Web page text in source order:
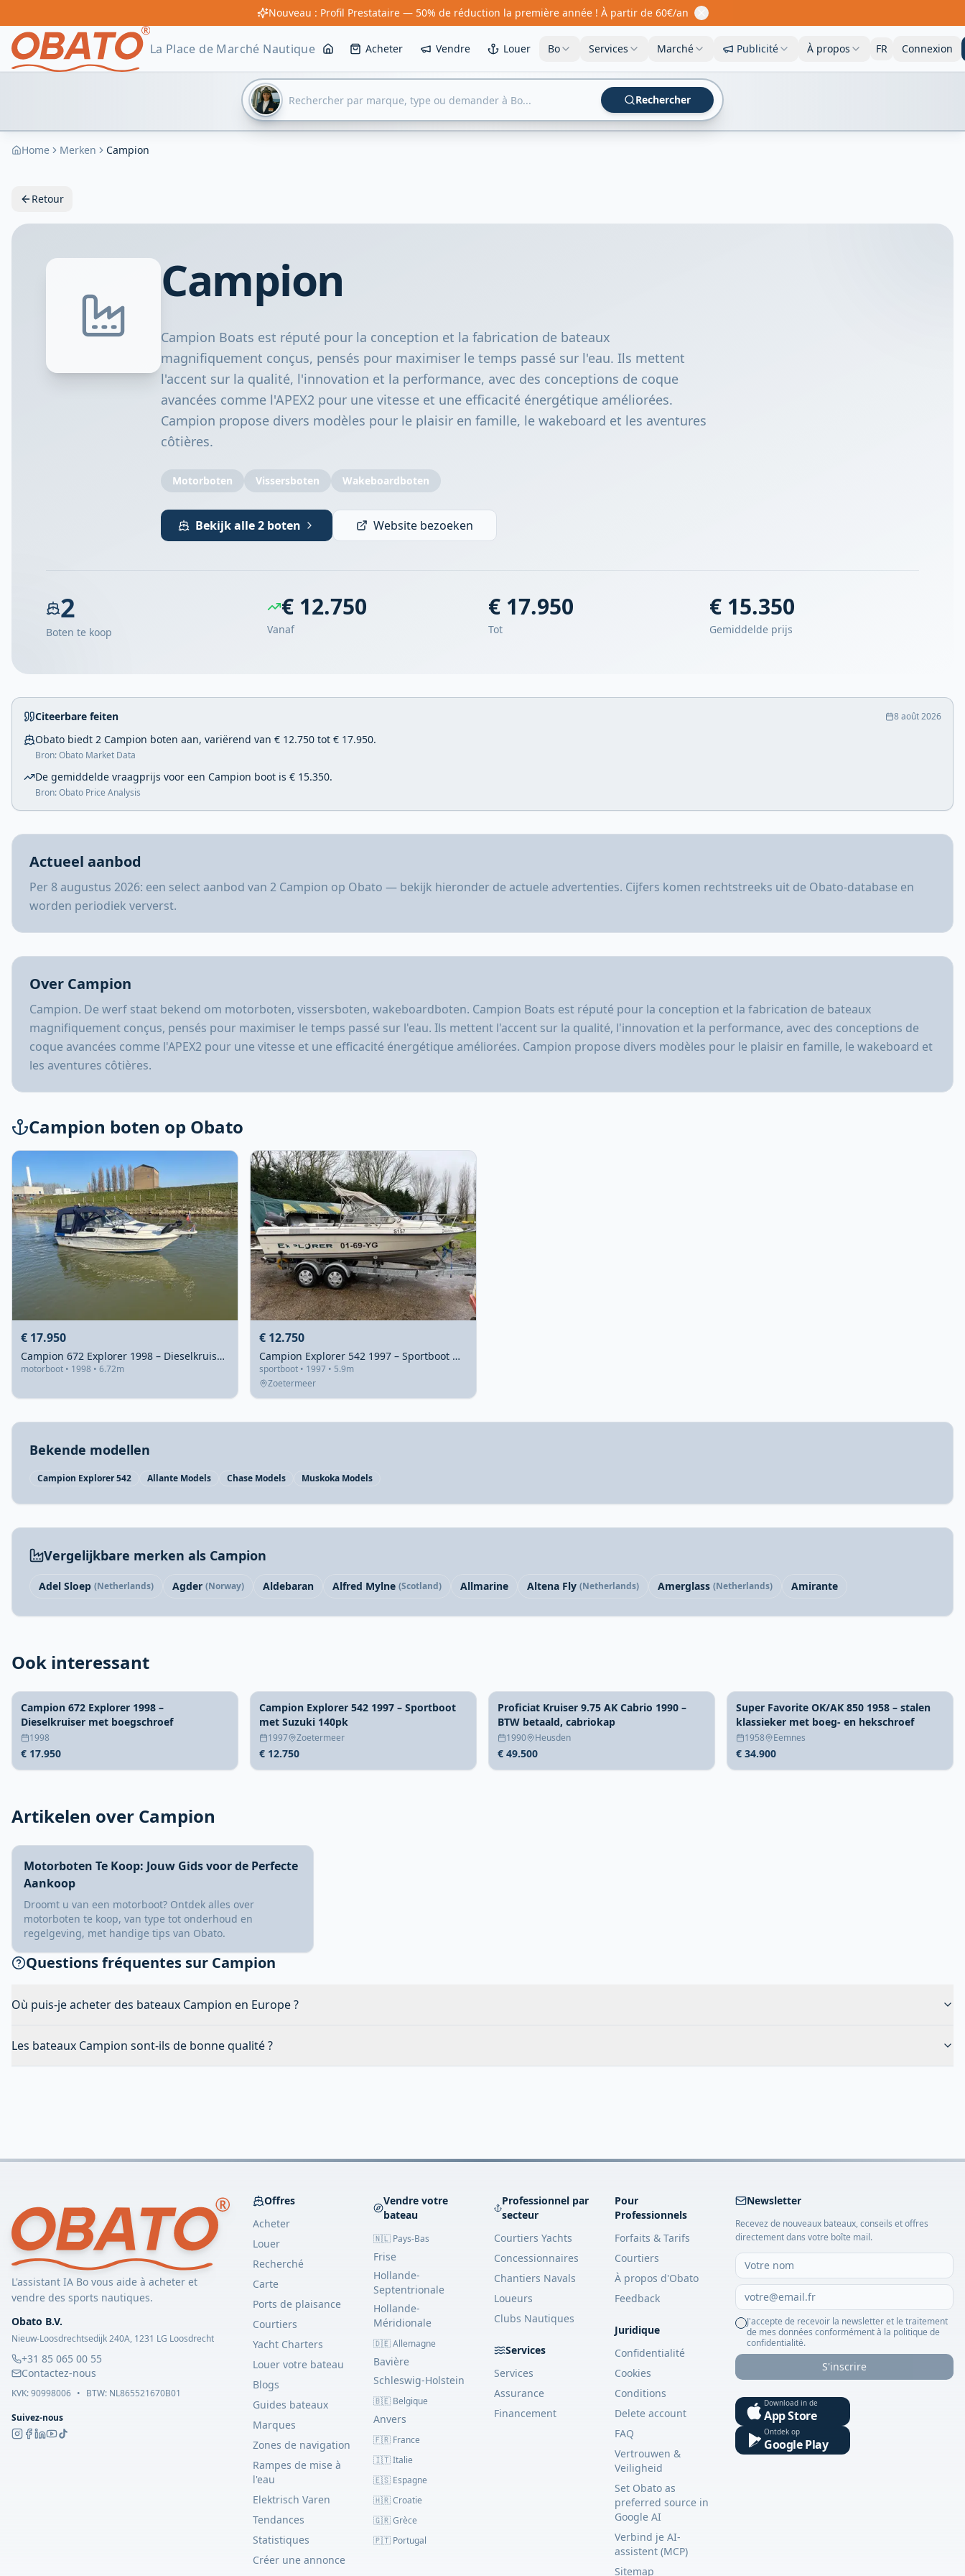
Nouveau : Profil Prestataire — 50% de réduction la première année ! À partir de 60€/an
La Place de Marché Nautique Acheter Vendre Louer Bo Services Marché Publicité À propos FR Connexion
Rechercher
Home Merken Campion
Retour
Campion
Campion Boats est réputé pour la conception et la fabrication de bateaux
magnifiquement conçus, pensés pour maximiser le temps passé sur l'eau. Ils mettent
l'accent sur la qualité, l'innovation et la performance, avec des conceptions de coque
avancées comme l'APEX2 pour une vitesse et une efficacité énergétique améliorées.
Campion propose divers modèles pour le plaisir en famille, le wakeboard et les aventures
côtières.
Motorboten Vissersboten Wakeboardboten
Bekijk alle 2 boten Website bezoeken
2
Boten te koop
€ 12.750
Vanaf
€ 17.950
Tot
€ 15.350
Gemiddelde prijs
Citeerbare feiten 8 août 2026
Obato biedt 2 Campion boten aan, variërend van € 12.750 tot € 17.950.
Bron: Obato Market Data
De gemiddelde vraagprijs voor een Campion boot is € 15.350.
Bron: Obato Price Analysis
Actueel aanbod
Per 8 augustus 2026: een select aanbod van 2 Campion op Obato — bekijk hieronder de actuele advertenties. Cijfers komen rechtstreeks uit de Obato-database en
worden periodiek ververst.
Over Campion
Campion. De werf staat bekend om motorboten, vissersboten, wakeboardboten. Campion Boats est réputé pour la conception et la fabrication de bateaux
magnifiquement conçus, pensés pour maximiser le temps passé sur l'eau. Ils mettent l'accent sur la qualité, l'innovation et la performance, avec des conceptions de
coque avancées comme l'APEX2 pour une vitesse et une efficacité énergétique améliorées. Campion propose divers modèles pour le plaisir en famille, le wakeboard et
les aventures côtières.
Campion boten op Obato
€ 17.950
Campion 672 Explorer 1998 – Dieselkruiser met boegschroef
motorboot • 1998 • 6.72m
€ 12.750
Campion Explorer 542 1997 – Sportboot met Suzuki 140pk
sportboot • 1997 • 5.9m
Zoetermeer
Bekende modellen
Campion Explorer 542 Allante Models Chase Models Muskoka Models
Vergelijkbare merken als Campion
Adel Sloep (Netherlands) Agder (Norway) Aldebaran Alfred Mylne (Scotland) Allmarine Altena Fly (Netherlands) Amerglass (Netherlands) Amirante
Ook interessant
Campion 672 Explorer 1998 –
Dieselkruiser met boegschroef
1998
€ 17.950
Campion Explorer 542 1997 – Sportboot
met Suzuki 140pk
1997 Zoetermeer
€ 12.750
Proficiat Kruiser 9.75 AK Cabrio 1990 –
BTW betaald, cabriokap
1990 Heusden
€ 49.500
Super Favorite OK/AK 850 1958 – stalen
klassieker met boeg- en hekschroef
1958 Eemnes
€ 34.900
Artikelen over Campion
Motorboten Te Koop: Jouw Gids voor de Perfecte
Aankoop
Droomt u van een motorboot? Ontdek alles over
motorboten te koop, van type tot onderhoud en
regelgeving, met handige tips van Obato.
Questions fréquentes sur Campion
Où puis-je acheter des bateaux Campion en Europe ?
Les bateaux Campion sont-ils de bonne qualité ?
L'assistant IA Bo vous aide à acheter et
vendre des sports nautiques.
Obato B.V.
Nieuw-Loosdrechtsedijk 240A, 1231 LG Loosdrecht
+31 85 065 00 55
Contactez-nous
KVK:90998006 • BTW: NL865521670B01
Suivez-nous
Offres
Acheter
Louer
Recherché
Carte
Ports de plaisance
Courtiers
Yacht Charters
Louer votre bateau
Blogs
Guides bateaux
Marques
Zones de navigation
Rampes de mise à
l'eau
Elektrisch Varen
Tendances
Statistiques
Créer une annonce
Vendre votre
bateau
🇳🇱 Pays-Bas
Frise
Hollande-
Septentrionale
Hollande-
Méridionale
🇩🇪 Allemagne
Bavière
Schleswig-Holstein
🇧🇪 Belgique
Anvers
🇫🇷 France
🇮🇹 Italie
🇪🇸 Espagne
🇭🇷 Croatie
🇬🇷 Grèce
🇵🇹 Portugal
Professionnel par
secteur
Courtiers Yachts
Concessionnaires
Chantiers Navals
Loueurs
Clubs Nautiques
Services
Services
Assurance
Financement
Pour
Professionnels
Forfaits & Tarifs
Courtiers
À propos d'Obato
Feedback
Juridique
Confidentialité
Cookies
Conditions
Delete account
FAQ
Vertrouwen &
Veiligheid
Set Obato as
preferred source in
Google AI
Verbind je AI-
assistent (MCP)
Sitemap
Newsletter
Recevez de nouveaux bateaux, conseils et offres
directement dans votre boîte mail.
J'accepte de recevoir la newsletter et le traitement
de mes données conformément à la politique de
confidentialité.
S'inscrire
Download in de
App Store
Ontdek op
Google Play